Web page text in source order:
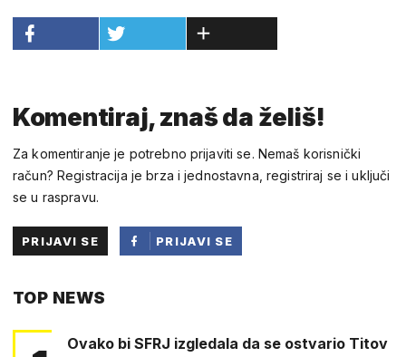
Komentiraj, znaš da želiš!
Za komentiranje je potrebno prijaviti se. Nemaš korisnički
račun? Registracija je brza i jednostavna, registriraj se i uključi
se u raspravu.
PRIJAVI SE
PRIJAVI SE
TOP NEWS
Ovako bi SFRJ izgledala da se ostvario Titov